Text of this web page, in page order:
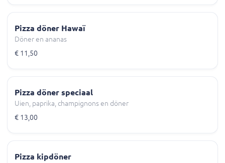
Pizza döner Hawaï
Döner en ananas
€ 11,50
Pizza döner speciaal
Uien, paprika, champignons en döner
€ 13,00
Pizza kipdöner